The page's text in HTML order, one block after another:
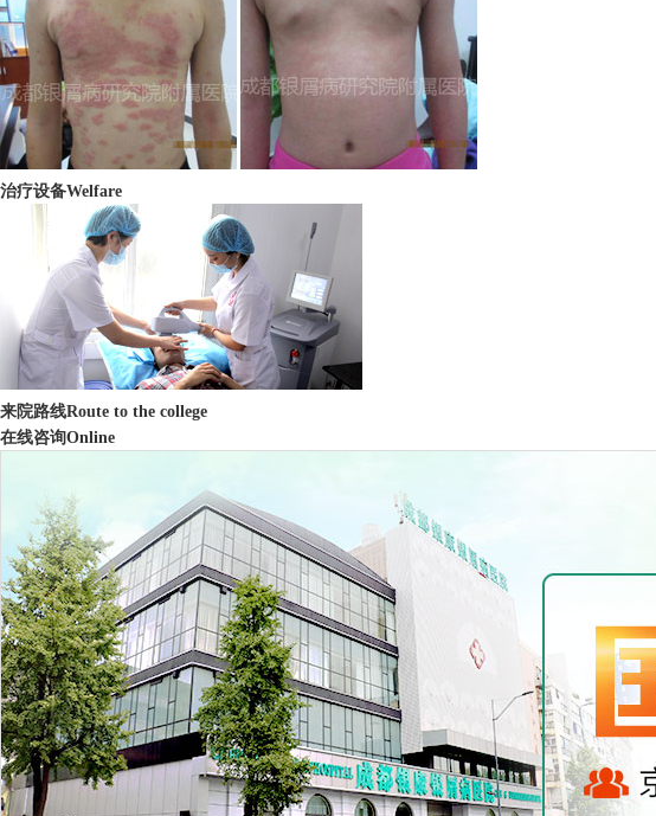
治疗设备Welfare
来院路线Route to the college
在线咨询Online